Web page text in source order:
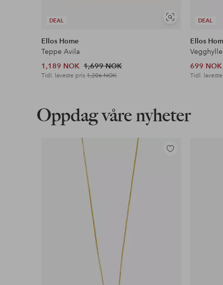
DEAL
Vis
Ellos Home
Teppe Avila
1,189 NOK 1,699 NOK
Tidl. laveste pris1,206 NOK
DEAL
Ellos
Vegghylle
699 NOK
Tidl.
Oppdag våre nyheter
Legg